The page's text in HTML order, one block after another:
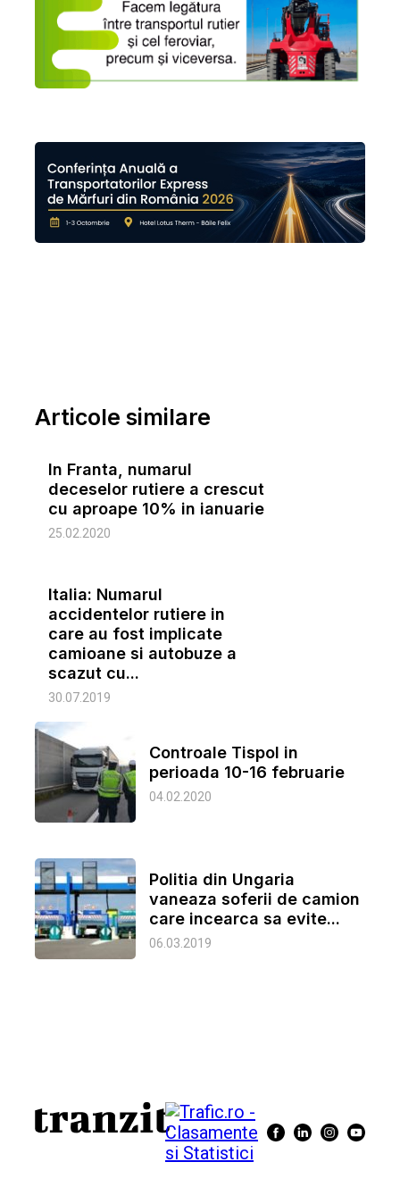
Articole similare
In Franta, numarul
deceselor rutiere a crescut
cu aproape 10% in ianuarie
25.02.2020
Italia: Numarul
accidentelor rutiere in
care au fost implicate
camioane si autobuze a
scazut cu...
30.07.2019
Controale Tispol in
perioada 10-16 februarie
04.02.2020
Politia din Ungaria
vaneaza soferii de camion
care incearca sa evite...
06.03.2019